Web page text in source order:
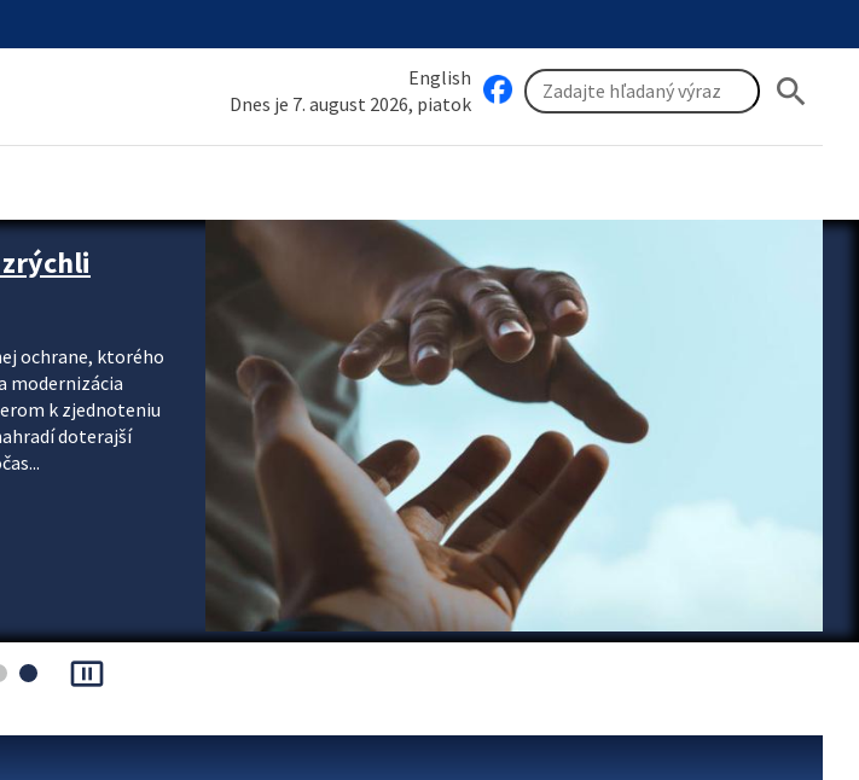
English
Dnes je 7. august 2026, piatok
search
ochrane, ktorého
modernizácia
k zjednoteniu
doterajší
pause_presentation